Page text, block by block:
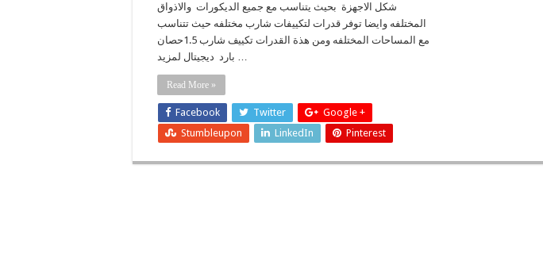
شكل الاجهزة بحيث يتناسب مع جميع الديكورات والاذواق
المختلفه وايضا توفر قدرات لتكييفات شارب مختلفه حيث تتناسب
مع المساحات المختلفه ومن هذة القدرات تكييف شارب 1.5حصان
بارد ديجيتال لمزيد …
Read More »
Facebook Twitter
Google +
Stumbleupon
LinkedIn Pinterest